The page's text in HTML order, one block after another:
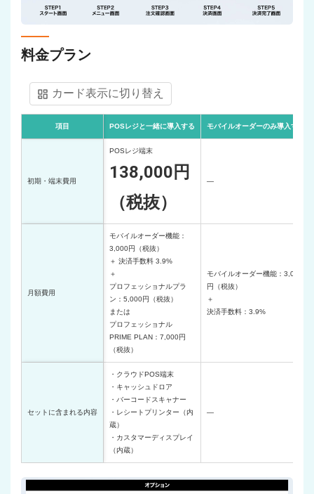
料金プラン
カード表示に切り替え
項目 POSレジと一緒に導入する モバイルオーダーのみ導入する
初期・端末費用
POSレジ端末
138,000円
（税抜）
―
月額費用
モバイルオーダー機能：
3,000円（税抜）
＋ 決済手数料 3.9%
＋
プロフェッショナルプラ
ン：5,000円（税抜）
または
プロフェッショナル
PRIME PLAN：7,000円
（税抜）
モバイルオーダー機能：3,000
円（税抜）
＋
決済手数料：3.9%
セットに含まれる内容
・クラウドPOS端末
・キャッシュドロア
・バーコードスキャナー
・レシートプリンター（内
蔵）
・カスタマーディスプレイ
（内蔵）
―